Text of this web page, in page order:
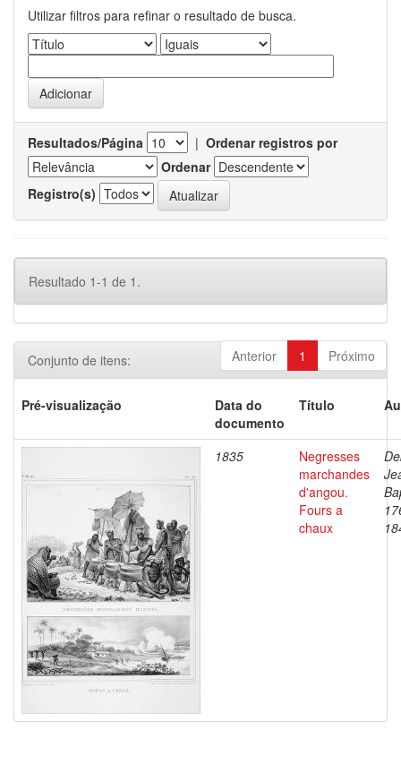
Utilizar filtros para refinar o resultado de busca.
Resultados/Página | Ordenar registros por
Ordenar
Registro(s)
Resultado 1-1 de 1.
Anterior 1 Próximo
Conjunto de itens:
Pré-visualização
Data do
documento
Título
1835
Negresses
marchandes
d'angou.
Fours a
chaux